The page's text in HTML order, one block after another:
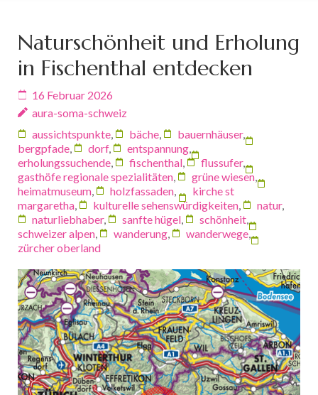
Naturschönheit und Erholung
in Fischenthal entdecken
16 Februar 2026
aura-soma-schweiz
aussichtspunkte
bäche bauernhäuser,
bergpfade
dorf, entspannung
erholungssuchende
fischenthal flussufer,
gasthöfe regionale spezialitäten
grüne wiesen
heimatmuseum
holzfassaden
kirche st
margaretha
kulturelle sehenswürdigkeiten natur,
naturliebhaber, sanfte hügel schönheit
schweizer alpen
wanderung wanderwege,
zürcher oberland